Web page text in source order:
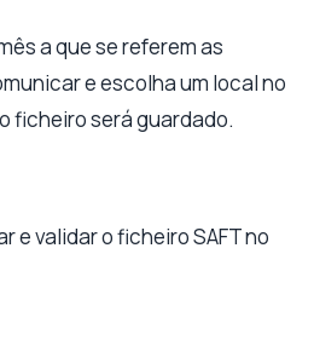
a que se referem as
e escolha um local no
ficheiro será guardado.
e validar o ficheiro SAFT no